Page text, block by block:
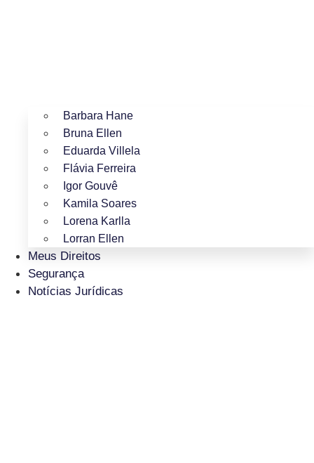
Barbara Hane
Bruna Ellen
Eduarda Villela
Flávia Ferreira
Igor Gouvê
Kamila Soares
Lorena Karlla
Lorran Ellen
Meus Direitos
Segurança
Notícias Jurídicas